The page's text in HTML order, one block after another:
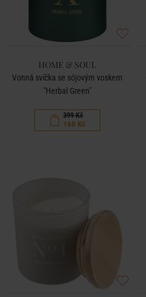
HOME & SOUL
Vonná svíčka se sójovým voskem
"Herbal Green"
399 Kč
160 Kč